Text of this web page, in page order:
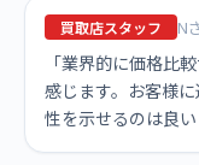
買取店スタッフ N
「業界的に価格比
感じます。お客様
性を示せるのは良い